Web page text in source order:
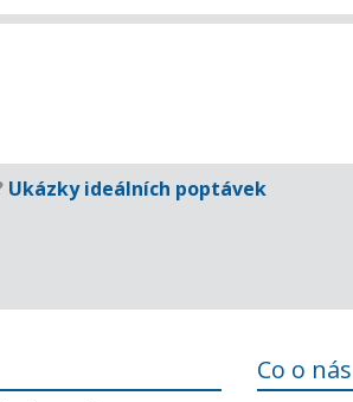
Ukázky ideálních poptávek
Co o